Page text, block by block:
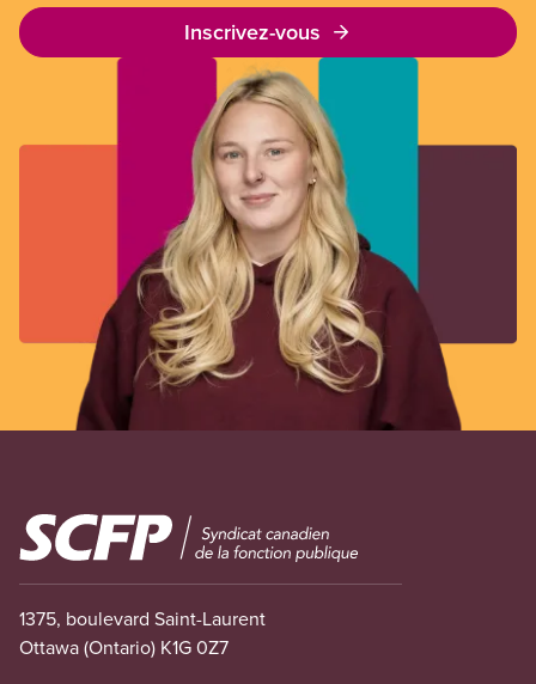
Inscrivez-vous
Image
1375, boulevard Saint-Laurent
Ottawa (Ontario) K1G 0Z7